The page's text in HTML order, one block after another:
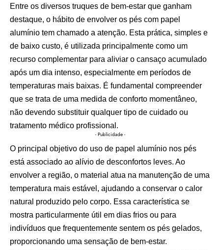
Entre os diversos truques de bem-estar que ganham
destaque, o hábito de envolver os pés com papel
alumínio tem chamado a atenção. Esta prática, simples e
de baixo custo, é utilizada principalmente como um
recurso complementar para aliviar o cansaço acumulado
após um dia intenso, especialmente em períodos de
temperaturas mais baixas. É fundamental compreender
que se trata de uma medida de conforto momentâneo,
não devendo substituir qualquer tipo de cuidado ou
tratamento médico profissional.
- Publicidade -
O principal objetivo do uso de papel alumínio nos pés
está associado ao alívio de desconfortos leves. Ao
envolver a região, o material atua na manutenção de uma
temperatura mais estável, ajudando a conservar o calor
natural produzido pelo corpo. Essa característica se
mostra particularmente útil em dias frios ou para
indivíduos que frequentemente sentem os pés gelados,
proporcionando uma sensação de bem-estar.